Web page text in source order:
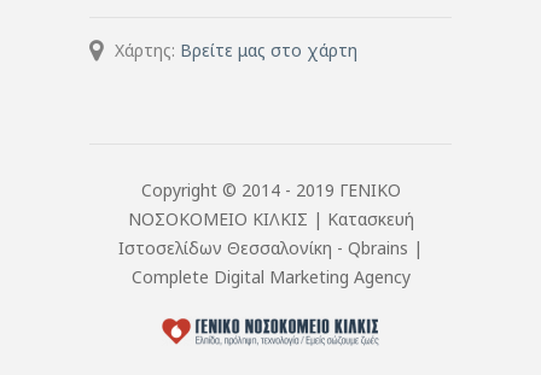
Χάρτης: Βρείτε μας στο χάρτη
Copyright © 2014 - 2019 ΓΕΝΙΚΟ
ΝΟΣΟΚΟΜΕΙΟ ΚΙΛΚΙΣ | Κατασκευή
Ιστοσελίδων Θεσσαλονίκη - Qbrains |
Complete Digital Marketing Agency